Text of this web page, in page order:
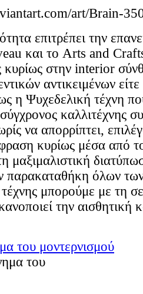
art/Brain-
επιτρέπει την
και το Arts and
κυρίως στην interior
αντικειμένων
η Ψυχεδελική τέχνη
καλλιτέχνης
να απορρίπτει,
κυρίως μέσα από
μαξιμαλιστική
παρακαταθήκη όλων
τέχνης μπορούμε με τη
την αισθητική
του μοντερνισμού